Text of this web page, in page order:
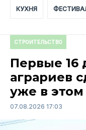
КУХНЯ
СТРОИТЕЛЬСТВО
Первые 16
аграриев
уже в этом
07.08.2026 17:03